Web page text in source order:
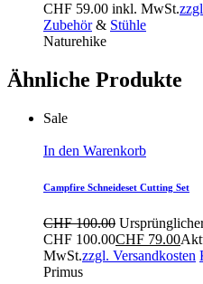
CHF 59.00 inkl. MwSt.
Zubehör& Stühle
Naturehike
Ähnliche Produkte
Sale
In den Warenkorb
Campfire Schneideset Cutting Set
CHF100.00
CHF 100.00CHF 79.00
MwSt.zzgl. Versandkosten
Primus